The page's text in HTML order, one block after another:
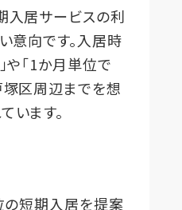
入居サービスの利
意向です。入居時
や「1か月単位で
塚区周辺までを想
います。
の短期入居を提案